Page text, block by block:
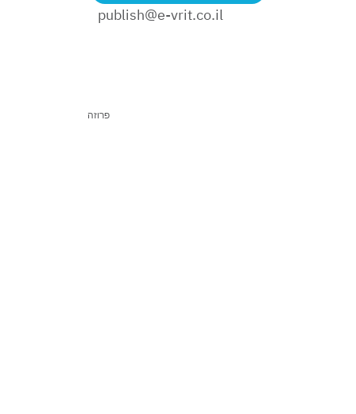
publish@e-vrit.co.il
פרוזה